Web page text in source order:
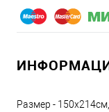
Размер -